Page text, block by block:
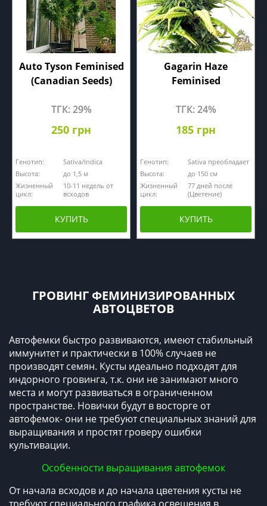
Auto Tyson Feminised
(Canadian Seeds)
ТГК: 29%
250 грн
Генотип:
Sativa/Indica
Высота:
до 1,5 м
Жизненный
цикл:
10-11 недель от
всходов
КУПИТЬ
Gagarin Haze
Feminised
ТГК: 24%
185 грн
Генотип:
Sativa преобладает
Высота:
до 150 см
Жизненный
цикл:
77 дней после
(Цветение)
КУПИТЬ
ГРОВИНГ ФЕМИНИЗИРОВАННЫХ
АВТОЦВЕТОВ
Автофемки быстро развиваются, имеют стабильный
иммунитет и практически в 100% случаев не
производят семян. Кусты идеально подходят для
индорного гровинга, т.к. они не занимают много
места и могут развиваться в ограниченном
пространстве. Новички будут в восторге от
автофемок- они не требуют специальных знаний для
выращивания и простят гроверу ошибки
культивации.
Особенности выращивания автофемок
От начала всходов и до начала цветения кусты не